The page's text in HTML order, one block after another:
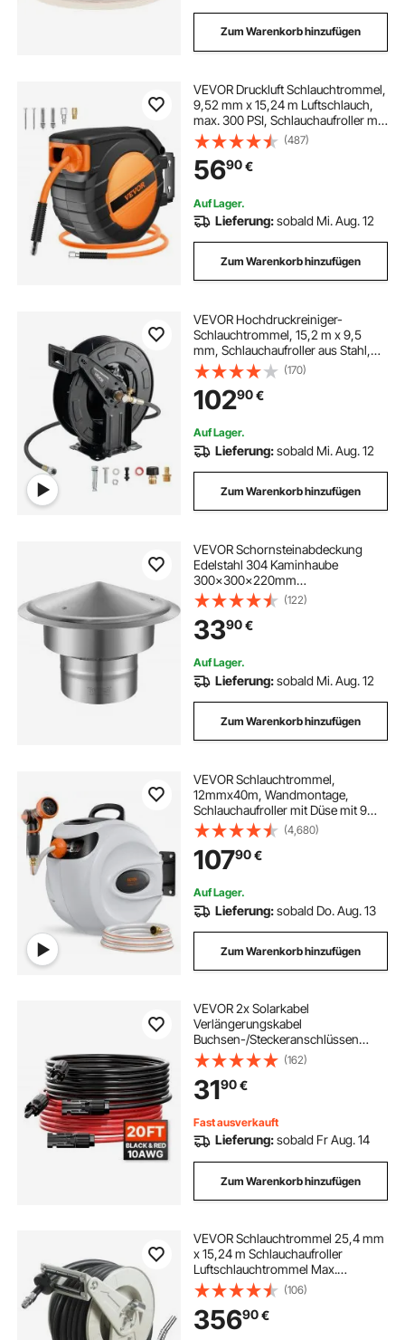
Zum Warenkorb hinzufügen
VEVOR Druckluft Schlauchtrommel,
9,52 mm x 15,24 m Luftschlauch,
max. 300 PSI, Schlauchaufroller mit
automatischem Aufrollen,
Decken-/Wandmontage,
geschlossene PP-Rolle & 180°-
Schwenkhalterung
(487)
5690€
Auf Lager.
Lieferung:sobald Mi. Aug. 12
Zum Warenkorb hinzufügen
VEVOR Hochdruckreiniger-
Schlauchtrommel, 15,2 m x 9,5
mm, Schlauchaufroller aus Stahl,
max. 275 bar, automatisches
Aufrollen, flexible
Wand-/Bodenmontage für
Autowäsche, Garten,
Bodenreinigung
(170)
10290€
Auf Lager.
Lieferung:sobald Mi. Aug. 12
Zum Warenkorb hinzufügen
VEVOR Schornsteinabdeckung
Edelstahl 304 Kaminhaube
300x300x220mm
Kaminabdeckung Regenhaube
Schornsteinhaube Φ150 mm
Plattendurchmesser Kaminhut
kompatibel mit verschiedenen
Schornsteintypen
(122)
3390€
Auf Lager.
Lieferung:sobald Mi. Aug. 12
Zum Warenkorb hinzufügen
VEVOR Schlauchtrommel,
12mmx40m, Wandmontage,
Schlauchaufroller mit Düse mit 9
Mustern, Schlauchbox,
automatisches Rücklaufsystem mit
langsamer Rückführung & 180°-
Schwenkhalterung
(4,680)
10790€
Auf Lager.
Lieferung:sobald Do. Aug. 13
Zum Warenkorb hinzufügen
VEVOR 2x Solarkabel
Verlängerungskabel
Buchsen-/Steckeranschlüssen
10AWG/6 mm² 6,1m
(162)
3190€
Fast ausverkauft
Lieferung:sobald Fr Aug. 14
Zum Warenkorb hinzufügen
VEVOR Schlauchtrommel 25,4 mm
x 15,24 m Schlauchaufroller
Luftschlauchtrommel Max.
Arbeitsdruck 300 PSI
Druckluftschlauchtrommel Diesel
Kerosin für Autohäuser Werkstatt
Heimstudio Garage
(106)
35690€